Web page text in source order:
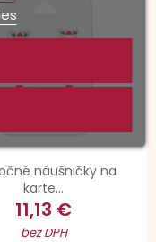
náušničky na
karte...
11,13 €
bez DPH